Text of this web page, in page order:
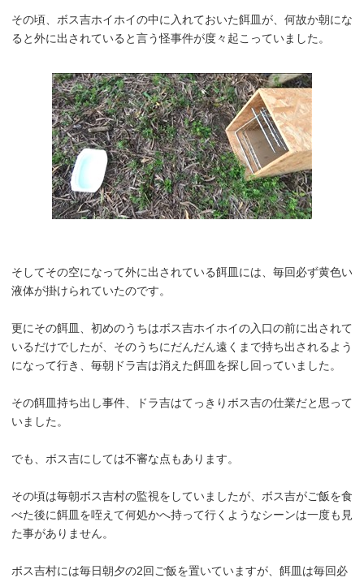
その頃、ボス吉ホイホイの中に入れておいた餌皿が、何故か朝にな
ると外に出されていると言う怪事件が度々起こっていました。
そしてその空になって外に出されている餌皿には、毎回必ず黄色い
液体が掛けられていたのです。
更にその餌皿、初めのうちはボス吉ホイホイの入口の前に出されて
いるだけでしたが、そのうちにだんだん遠くまで持ち出されるよう
になって行き、毎朝ドラ吉は消えた餌皿を探し回っていました。
その餌皿持ち出し事件、ドラ吉はてっきりボス吉の仕業だと思って
いました。
でも、ボス吉にしては不審な点もあります。
その頃は毎朝ボス吉村の監視をしていましたが、ボス吉がご飯を食
べた後に餌皿を咥えて何処かへ持って行くようなシーンは一度も見
た事がありません。
ボス吉村には毎日朝夕の2回ご飯を置いていますが、餌皿は毎回必